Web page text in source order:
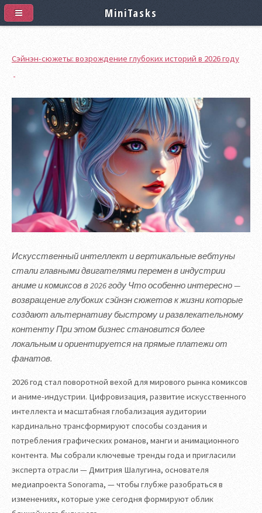
Сэйнэн-сюжеты: возрождение глубоких историй в 2026 году
Искусственный интеллект и вертикальные вебтуны
стали главными двигателями перемен в индустрии
аниме и комиксов в 2026 году Что особенно интересно —
возвращение глубоких сэйнэн сюжетов к жизни которые
создают альтернативу быстрому и развлекательному
контенту При этом бизнес становится более
локальным и ориентируется на прямые платежи от
фанатов.
2026 год стал поворотной вехой для мирового рынка комиксов
и аниме-индустрии. Цифровизация, развитие искусственного
интеллекта и масштабная глобализация аудитории
кардинально трансформируют способы создания и
потребления графических романов, манги и анимационного
контента. Мы собрали ключевые тренды года и пригласили
эксперта отрасли — Дмитрия Шалугина, основателя
медиапроекта Sonorama, — чтобы глубже разобраться в
изменениях, которые уже сегодня формируют облик
MiniTasks